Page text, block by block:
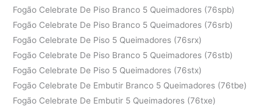
Fogão Celebrate De Piso Branco 5 Queimadores (76spb)
Fogão Celebrate De Piso Branco 5 Queimadores (76srb)
Fogão Celebrate De Piso 5 Queimadores (76srx)
Fogão Celebrate De Piso Branco 5 Queimadores (76stb)
Fogão Celebrate De Piso 5 Queimadores (76stx)
Fogão Celebrate De Embutir Branco 5 Queimadores (76tbe)
Fogão Celebrate De Embutir 5 Queimadores (76txe)